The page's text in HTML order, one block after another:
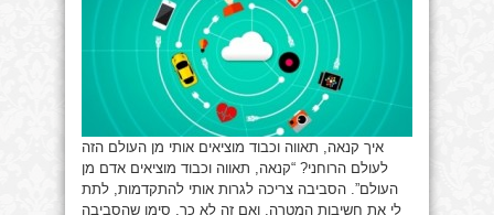
איך קנאה, תאווה וכבוד מוציאים אותי מן העולם הזה
לעולם הרוחני? “קנאה, תאווה וכבוד מוציאים אדם מן
העולם”. הסביבה צריכה לגרות אותי להתקדמות, לתת
לי את חשיבות המטרה, ואם זה לא כך, סימן שהסביבה